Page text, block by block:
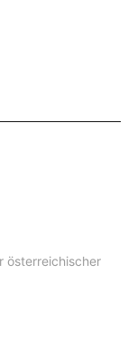
österreichischer